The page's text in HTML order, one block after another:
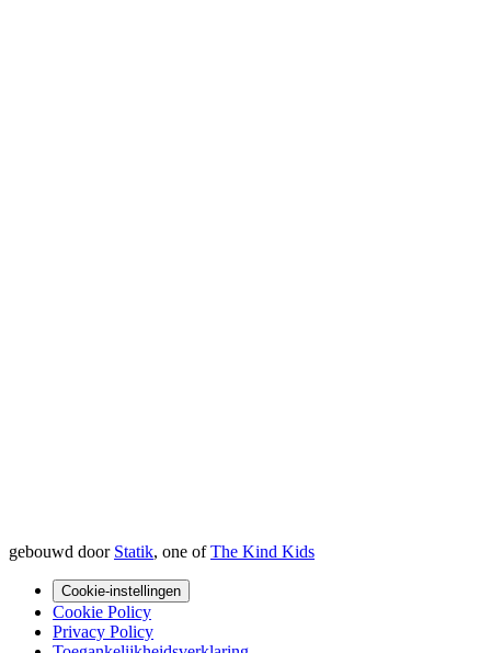
gebouwd door Statik, one ofThe Kind Kids
Cookie-instellingen
Cookie Policy
Privacy Policy